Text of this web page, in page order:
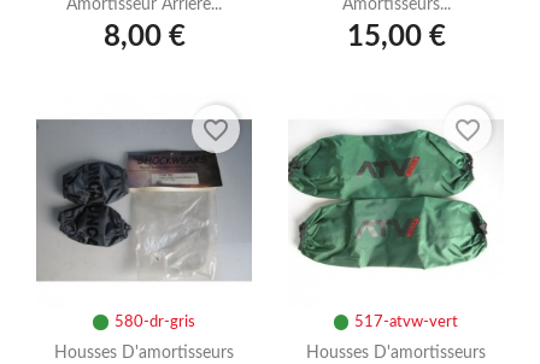
Amortisseur Arrière...
8,00 €
Amortisseurs...
15,00 €
580-dr-gris
Housses D'amortisseurs
favorite_border
517-atvw-vert
Housses D'amortisseurs
favorite_border